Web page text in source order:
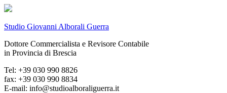
Studio Giovanni Alborali Guerra
Dottore Commercialista e Revisore Contabile
in Provincia di Brescia
Tel: +39 030 990 8826
fax: +39 030 990 8834
E-mail: info@studioalboraliguerra.it